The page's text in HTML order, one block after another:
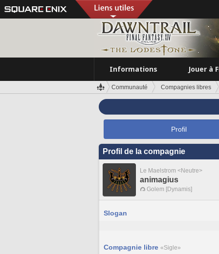
Informations Jouer à
Communauté Compagnies libres
Profil
Profil de la compagnie
Le Maelstrom <Neutre>
animagius
Golem [Dynamis]
Slogan
Compagnie libre «Sigle»